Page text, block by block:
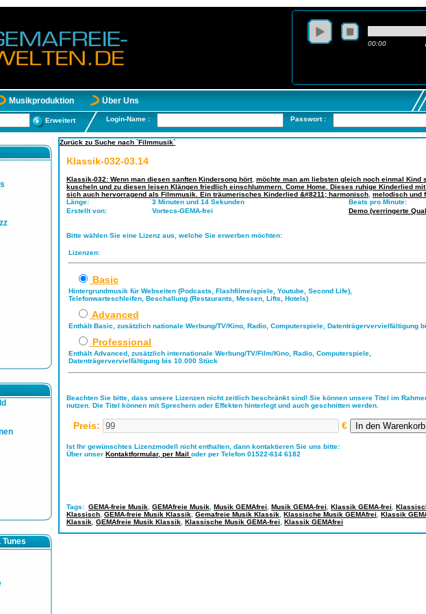
00:00
Musikproduktion Über Uns
Erweitert Login-Name : Passwort :
Tunes
Zurück zu Suche nach `Filmmusik`
Klassik-032-03.14
Klassik-032: Wenn man diesen sanften Kindersong hört, möchte man am liebsten gleich noch einmal Kind
kuscheln und zu diesen leisen Klängen friedlich einschlummern. Come Home. Dieses ruhige Kinderlied
sich auch hervorragend als Filmmusik. Ein träumerisches Kinderlied &#8211; harmonisch melodisch und
Länge:
3 Minuten und 14 Sekunden Beats pro Minute:
Erstellt von:
Vortecs-GEMA-frei Demo (verringerte
Bitte wählen Sie eine Lizenz aus, welche Sie erwerben möchten:
Lizenzen:
Basic
Hintergrundmusik für Webseiten (Podcasts, Flashfilme/spiele, Youtube, Second Life),
Telefonwarteschleifen, Beschallung (Restaurants, Messen, Lifts, Hotels)
Advanced
Enthält Basic, zusätzlich nationale Werbung/TV/Kino, Radio, Computerspiele, Datenträgervervielfältigung
Professional
Enthält Advanced, zusätzlich internationale Werbung/TV/Film/Kino, Radio, Computerspiele,
Datenträgervervielfältigung bis 10.000 Stück
Beachten Sie bitte, dass unsere Lizenzen nicht zeitlich beschränkt sind! Sie können unsere Titel im
nutzen. Die Titel können mit Sprechern oder Effekten hinterlegt und auch geschnitten werden.
Preis: €
Ist Ihr gewünschtes Lizenzmodell nicht enthalten, dann kontaktieren Sie uns bitte:
Über unser Kontaktformular, per Mail oder per Telefon 01522-614 6182
Tags: GEMA-freie Musik GEMAfreie Musik Musik GEMAfrei Musik GEMA-frei Klassik GEMA-frei
Klassisch GEMA-freie Musik Klassik Gemafreie Musik Klassik Klassische Musik GEMAfrei Klassik
Klassik GEMAfreie Musik Klassik Klassische Musik GEMA-frei Klassik GEMAfrei